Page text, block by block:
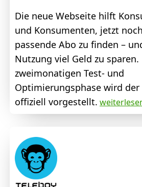
Die neue Webseite hilft
und Konsumenten, jetzt
passende Abo zu finden –
Nutzung viel Geld zu
zweimonatigen Test- und
Optimierungsphase wird der
offiziell vorgestellt.